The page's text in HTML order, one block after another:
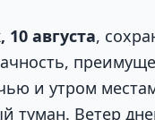
августа,
и утром
туман. Ветер